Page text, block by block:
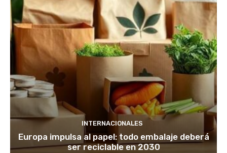
INTERNACIONALES
Europa impulsa al papel: todo embalaje deberá
ser reciclable en 2030